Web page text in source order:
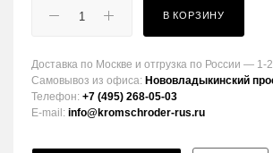
В КОРЗИНУ
Доставка по Москве и отгрузка по России — 1-
Самовывоз из офиса: Нововладыкинский
Телефон: +7 (495) 268-05-03
E-mail: info@kromschroder-rus.ru